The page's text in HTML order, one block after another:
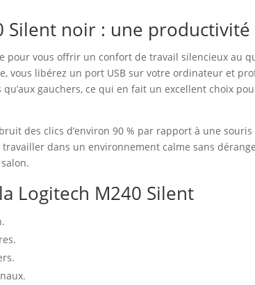
Silent noir : une
pour vous offrir un confort de travail silencieux au
vous libérez un port USB sur votre ordinateur et
gauchers, ce qui en fait un excellent choix
des clics d’environ 90 % par rapport à une
dans un environnement calme sans
Logitech M240 Silent